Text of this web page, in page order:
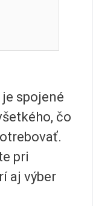
spojené
čo
pri
aj výber